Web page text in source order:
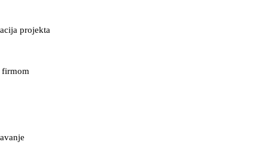
projekta
firmom